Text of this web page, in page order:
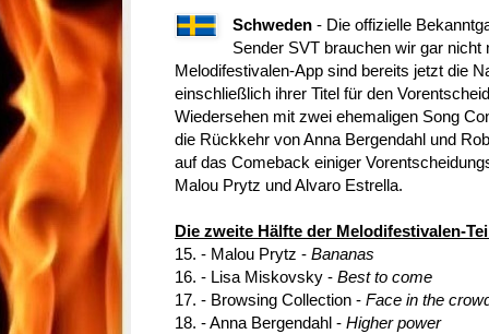
Schweden- Die offizielle
Sender SVT brauchen wir gar nicht
Melodifestivalen-App sind bereits jetzt die
einschließlich ihrer Titel für den
Wiedersehen mit zwei ehemaligen Song
die Rückkehr von Anna Bergendahl und
auf das Comeback einiger
Malou Prytz und Alvaro Estrella.
Die zweite Hälfte der Melodifestivalen-
15. - Malou Prytz - Bananas
16. - Lisa Miskovsky - Best to come
17. - Browsing Collection - Face in the
18. - Anna Bergendahl - Higher power